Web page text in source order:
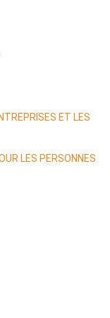
ET LES
LES PERSONNES